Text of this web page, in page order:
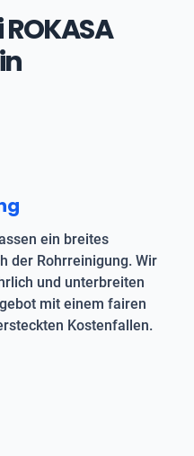
ein breites
der Rohrreinigung. Wir
und unterbreiten
mit einem fairen
Kostenfallen.